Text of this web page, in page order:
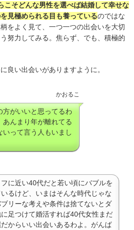
こそどんな男性を選べば結婚して幸せな
見極められる目も養っているのではな
をよく見て、一つ一つの出会いを大切
努力してみる。焦らず、でも、積極的
良い出会いがありますように。
かおるこ
方がいいと思ってるわ
んまり年が離れてる
いって言う人もいまし
に近い40代だと若い頃にバブルを
るけど、いまはそんな時代じゃな
リーな考えや条件は捨てないとダ
に足つけて婚活すれば40代女性まだ
だからいい出会いあるわよ。がんば